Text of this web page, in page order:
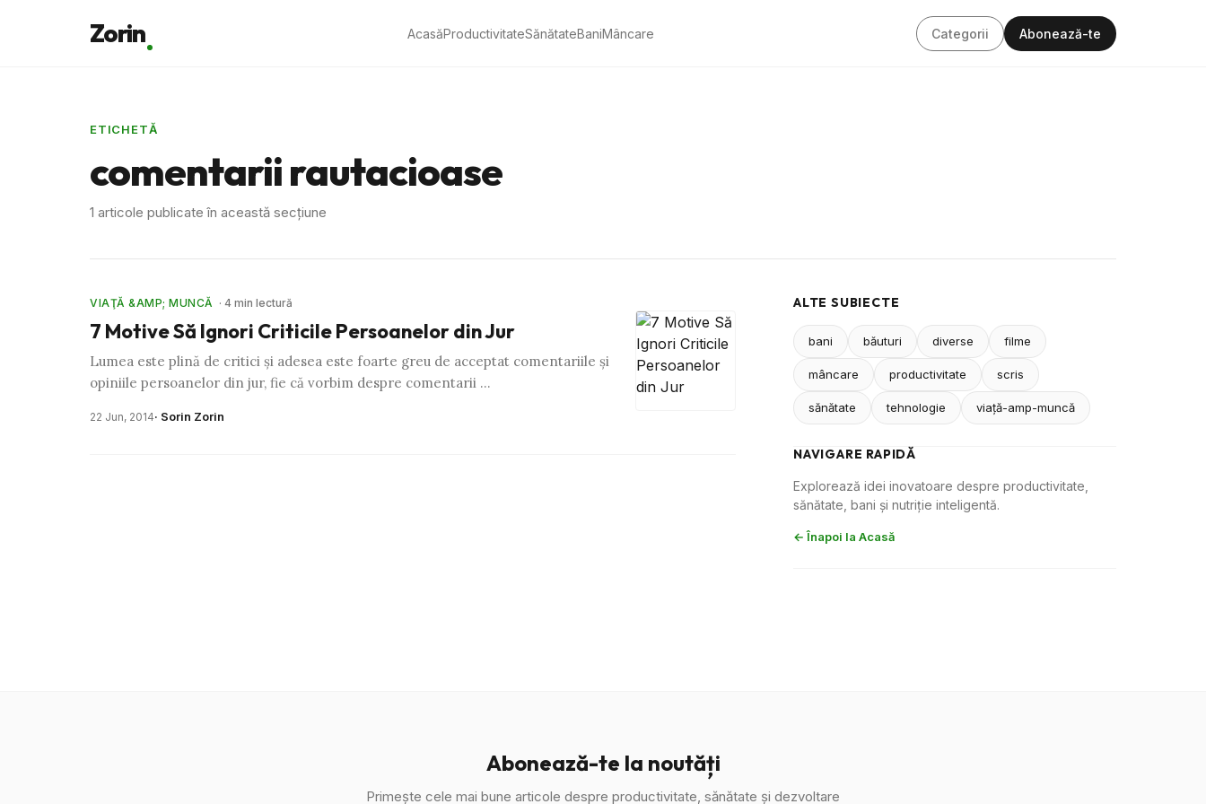
Zorin AcasăProductivitateSănătateBaniMâncare Categorii Abonează-te
ETICHETĂ
comentarii rautacioase
1 articole publicate în această secțiune
VIAŢĂ &AMP; MUNCĂ · 4 min lectură
7 Motive Să Ignori Criticile Persoanelor din Jur
Lumea este plină de critici şi adesea este foarte greu de acceptat comentariile şi
opiniile persoanelor din jur, fie că vorbim despre comentarii …
22 Jun, 2014· Sorin Zorin
ALTE SUBIECTE
bani băuturi diverse filme
mâncare productivitate scris
sănătate tehnologie viaţă-amp-muncă
NAVIGARE RAPIDĂ
Explorează idei inovatoare despre productivitate,
sănătate, bani și nutriție inteligentă.
← Înapoi la Acasă
Abonează-te la noutăți
Primește cele mai bune articole despre productivitate, sănătate și dezvoltare